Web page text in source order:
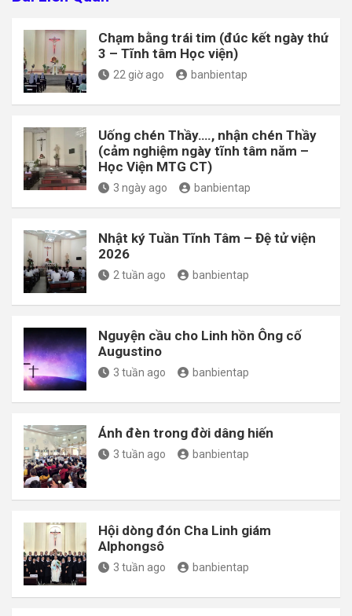
Chạm bằng trái tim (đúc kết ngày thứ
3 – Tĩnh tâm Học viện)
22 giờ ago banbientap
Uống chén Thầy…., nhận chén Thầy
(cảm nghiệm ngày tĩnh tâm năm –
Học Viện MTG CT)
3 ngày ago banbientap
Nhật ký Tuần Tĩnh Tâm – Đệ tử viện
2026
2 tuần ago banbientap
Nguyện cầu cho Linh hồn Ông cố
Augustino
3 tuần ago banbientap
Ánh đèn trong đời dâng hiến
3 tuần ago banbientap
Hội dòng đón Cha Linh giám
Alphongsô
3 tuần ago banbientap